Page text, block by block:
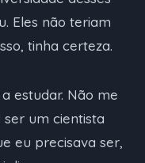
Eles não teriam
tinha certeza.
estudar. Não me
um cientista
eu precisava ser,